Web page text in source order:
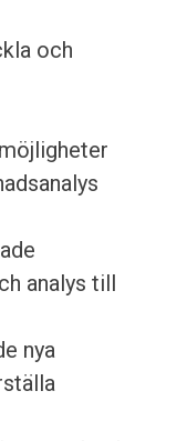
och
analys till
nya